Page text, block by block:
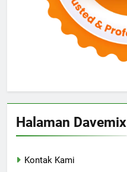
Halaman Davemix
Kontak Kami